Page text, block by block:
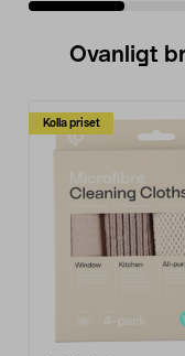
Ovanligt
Kolla priset